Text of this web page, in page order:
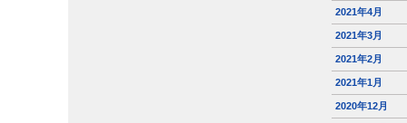
2021年4月
2021年3月
2021年2月
2021年1月
2020年12月